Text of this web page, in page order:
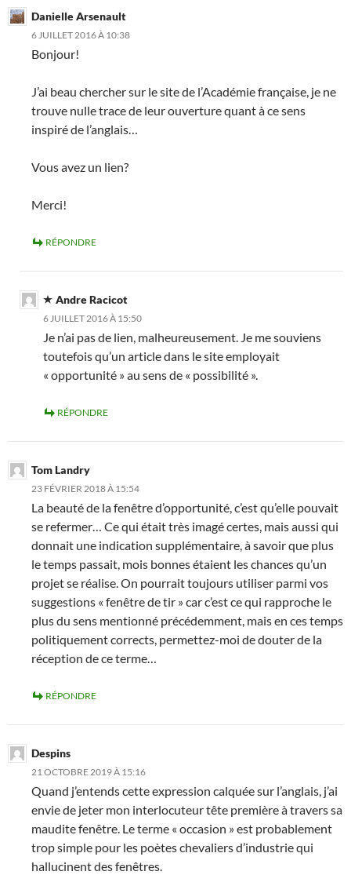
Danielle Arsenault
6 JUILLET 2016 À 10:38
Bonjour!
J’ai beau chercher sur le site de l’Académie française, je ne
trouve nulle trace de leur ouverture quant à ce sens
inspiré de l’anglais…
Vous avez un lien?
Merci!
RÉPONDRE
Andre Racicot
6 JUILLET 2016 À 15:50
Je n’ai pas de lien, malheureusement. Je me souviens
toutefois qu’un article dans le site employait
« opportunité » au sens de « possibilité ».
RÉPONDRE
Tom Landry
23 FÉVRIER 2018 À 15:54
La beauté de la fenêtre d’opportunité, c’est qu’elle pouvait
se refermer… Ce qui était très imagé certes, mais aussi qui
donnait une indication supplémentaire, à savoir que plus
le temps passait, mois bonnes étaient les chances qu’un
projet se réalise. On pourrait toujours utiliser parmi vos
suggestions « fenêtre de tir » car c’est ce qui rapproche le
plus du sens mentionné précédemment, mais en ces temps
politiquement corrects, permettez-moi de douter de la
réception de ce terme…
RÉPONDRE
Despins
21 OCTOBRE 2019 À 15:16
Quand j’entends cette expression calquée sur l’anglais, j’ai
envie de jeter mon interlocuteur tête première à travers sa
maudite fenêtre. Le terme « occasion » est probablement
trop simple pour les poètes chevaliers d’industrie qui
hallucinent des fenêtres.